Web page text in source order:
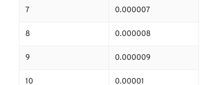
7 0.000007
8 0.000008
9 0.000009
10 0.00001